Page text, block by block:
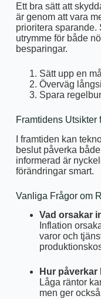
Ett bra sätt att
är genom att vara
prioritera sparande.
utrymme för både
besparingar.
Sätt upp en
Överväg
Spara
Framtidens Utsikter
I framtiden kan
beslut påverka
informerad är
förändringar smart.
Vanliga Frågor om
Vad orsakar
Inflation
varor och
Hur
Låga räntor
men ger